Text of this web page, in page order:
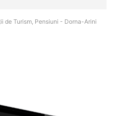
de Turism, Pensiuni - Dorna-Arini